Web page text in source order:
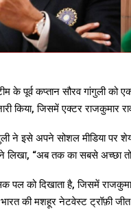
पूर्व कप्तान सौरव गांगुली को
किया, जिसमें एक्टर राजकुमार
ने इसे अपने सोशल मीडिया
लिखा, “अब तक का सबसे अच्छा
पल को दिखाता है, जिसमें
की मशहूर नेटवेस्ट ट्रॉफ़ी